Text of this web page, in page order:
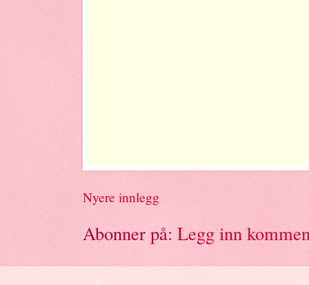
Nyere innlegg
Abonner på: Legg inn